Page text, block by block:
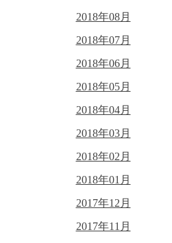
2018年08月
2018年07月
2018年06月
2018年05月
2018年04月
2018年03月
2018年02月
2018年01月
2017年12月
2017年11月